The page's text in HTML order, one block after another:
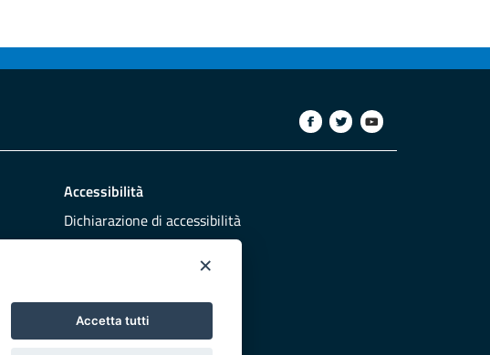
×
Accetta tutti
Accessibilità
Dichiarazione di accessibilità
Responsabili pubblicazione